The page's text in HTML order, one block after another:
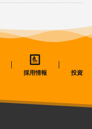
採用情報 投資家